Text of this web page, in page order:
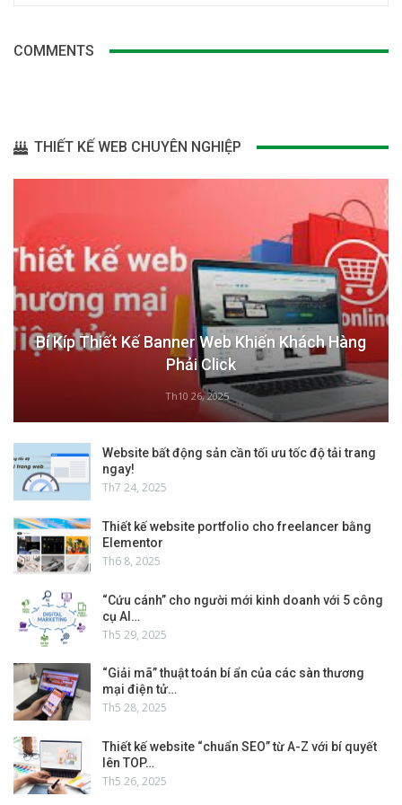
COMMENTS
THIẾT KẾ WEB CHUYÊN NGHIỆP
Bí Kíp Thiết Kế Banner Web Khiến Khách Hàng
Phải Click
Th10 26, 2025
Website bất động sản cần tối ưu tốc độ tải trang
ngay!
Th7 24, 2025
Thiết kế website portfolio cho freelancer bằng
Elementor
Th6 8, 2025
“Cứu cánh” cho người mới kinh doanh với 5 công
cụ AI…
Th5 29, 2025
“Giải mã” thuật toán bí ẩn của các sàn thương
mại điện tử…
Th5 28, 2025
Thiết kế website “chuẩn SEO” từ A-Z với bí quyết
lên TOP…
Th5 26, 2025